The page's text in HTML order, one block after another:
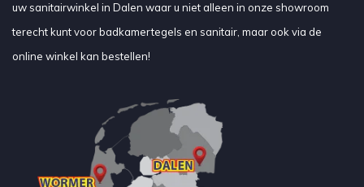
uw sanitairwinkel in Dalen waar u niet alleen in onze showroom
terecht kunt voor badkamertegels en sanitair, maar ook via de
online winkel kan bestellen!